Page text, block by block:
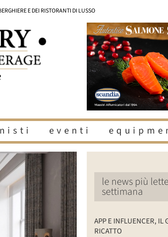
E DEI RISTORANTI DI LUSSO
eventi
le news più
settimana
APP E INFLUENCER, IL
RICATTO